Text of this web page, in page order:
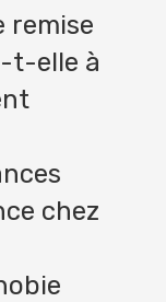
remise
t-elle à
chez